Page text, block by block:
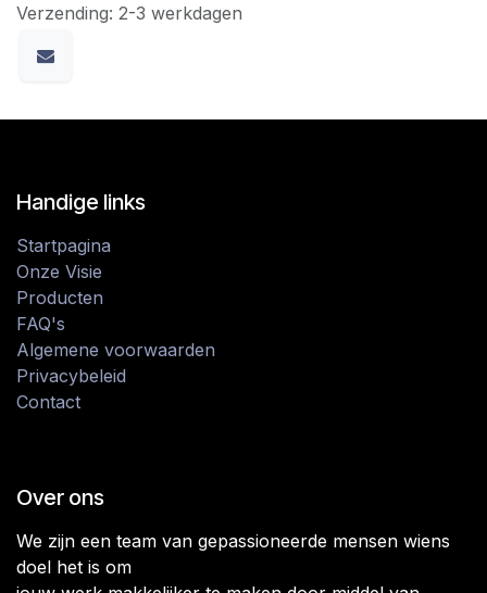
Verzending: 2-3 werkdagen
Handige links
Startpagina
Onze Visie
Producten
FAQ's
Algemene voorwaarden
Privacybeleid
Contact
Over ons
We zijn een team van gepassioneerde mensen wiens
doel het is om